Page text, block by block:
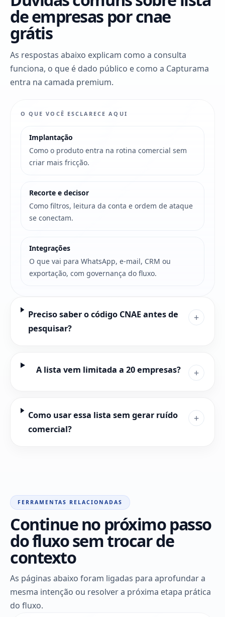
de empresas por cnae
grátis
As respostas abaixo explicam como a consulta
funciona, o que é dado público e como a Capturama
entra na camada premium.
O QUE VOCÊ ESCLARECE AQUI
Implantação
Como o produto entra na rotina comercial sem
criar mais fricção.
Recorte e decisor
Como filtros, leitura da conta e ordem de ataque
se conectam.
Integrações
O que vai para WhatsApp, e-mail, CRM ou
exportação, com governança do fluxo.
Preciso saber o código CNAE antes de
pesquisar?
+
A lista vem limitada a 20 empresas? +
Como usar essa lista sem gerar ruído
comercial?
+
FERRAMENTAS RELACIONADAS
Continue no próximo passo
do fluxo sem trocar de
contexto
As páginas abaixo foram ligadas para aprofundar a
mesma intenção ou resolver a próxima etapa prática
do fluxo.